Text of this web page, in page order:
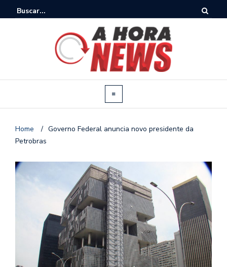
Home / Governo Federal anuncia novo presidente da
Petrobras